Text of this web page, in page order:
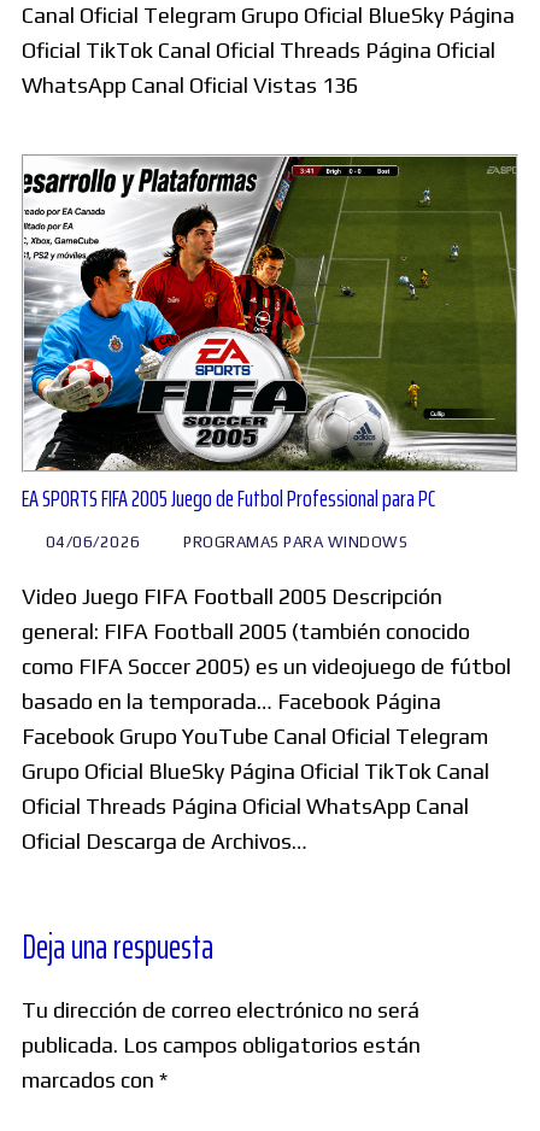
Canal Oficial Telegram Grupo Oficial BlueSky Página
Oficial TikTok Canal Oficial Threads Página Oficial
WhatsApp Canal Oficial Vistas 136
EA SPORTS FIFA 2005 Juego de Futbol Professional para PC
04/06/2026 PROGRAMAS PARA WINDOWS
Video Juego FIFA Football 2005 Descripción
general: FIFA Football 2005 (también conocido
como FIFA Soccer 2005) es un videojuego de fútbol
basado en la temporada… Facebook Página
Facebook Grupo YouTube Canal Oficial Telegram
Grupo Oficial BlueSky Página Oficial TikTok Canal
Oficial Threads Página Oficial WhatsApp Canal
Oficial Descarga de Archivos…
Deja una respuesta
Tu dirección de correo electrónico no será
publicada. Los campos obligatorios están
marcados con *